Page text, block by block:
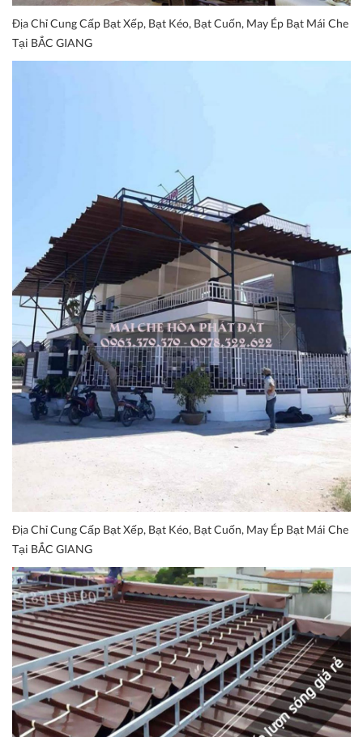
Địa Chỉ Cung Cấp Bạt Xếp, Bạt Kéo, Bạt Cuốn, May Ép Bạt Mái Che
Tại BẮC GIANG
Địa Chỉ Cung Cấp Bạt Xếp, Bạt Kéo, Bạt Cuốn, May Ép Bạt Mái Che
Tại BẮC GIANG